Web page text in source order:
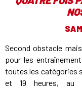
Second obstacle
pour les
toutes les catégories
et 19 heures, au